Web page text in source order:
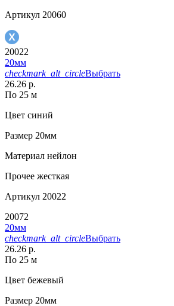
Артикул 20060
20022
20мм
checkmark_alt_circleВыбрать
26.26 р.
По 25 м
Цвет синий
Размер 20мм
Материал нейлон
Прочее жесткая
Артикул 20022
20072
20мм
checkmark_alt_circleВыбрать
26.26 р.
По 25 м
Цвет бежевый
Размер 20мм